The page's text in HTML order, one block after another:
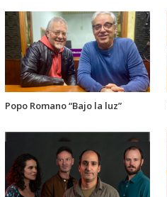
Popo Romano “Bajo la luz”